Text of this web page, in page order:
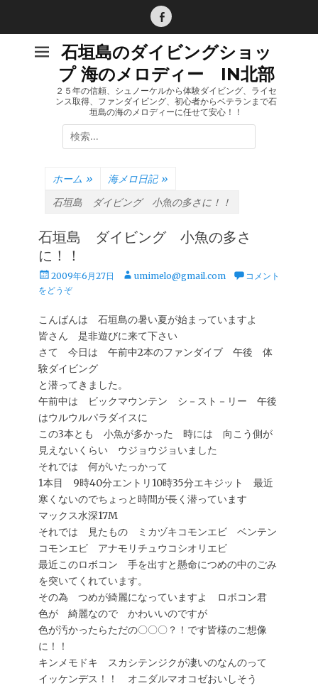
Facebook
石垣島のダイビングショッ
プ 海のメロディー IN北部
２５年の信頼、シュノーケルから体験ダイビング、ライセ
ンス取得、ファンダイビング、初心者からベテランまで石
垣島の海のメロディーに任せて安心！！
検
索:
ホーム » 海メロ日記 »
石垣島 ダイビング 小魚の多さに！！
石垣島 ダイビング 小魚の多さ
に！！
投
稿
2009年6月27日
投 umimelo@gmail.com
コメント
をどうぞ
こんばんは 石垣島の暑い夏が始まっていますよ
皆さん 是非遊びに来て下さい
さて 今日は 午前中2本のファンダイブ 午後 体
験ダイビング
と潜ってきました。
午前中は ビックマウンテン シ－スト－リー 午後
はウルウルパラダイスに
この3本とも 小魚が多かった 時には 向こう側が
見えないくらい ウジョウジョいました
それでは 何がいたっかって
1本目 9時40分エントリ10時35分エキジット 最近
寒くないのでちょっと時間が長く潜っています
マックス水深17M
それでは 見たもの ミカヅキコモンエビ ベンテン
コモンエビ アナモリチュウコシオリエビ
最近このロボコン 手を出すと懸命につめの中のごみ
を突いてくれています。
その為 つめが綺麗になっていますよ ロボコン君
色が 綺麗なので かわいいのですが
色が汚かったらただの〇〇〇？！です皆様のご想像
に！！
キンメモドキ スカシテンジクが凄いのなんのって
イッケンデス！！ オニダルマオコゼおいしそう